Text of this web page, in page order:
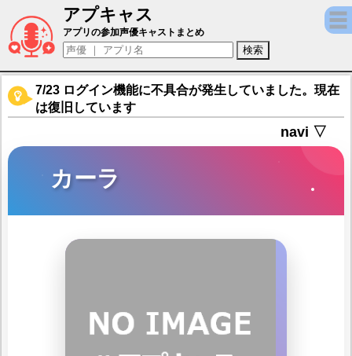
アプキャス
カーラ（声優：白木院ゆうか)【堕落ギア for
アプリの参加声優キャストまとめ
7/23 ログイン機能に不具合が発生していました。現在
は復旧しています
navi ▽
カーラ